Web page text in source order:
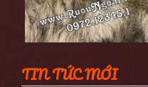
TIN TỨC MỚI